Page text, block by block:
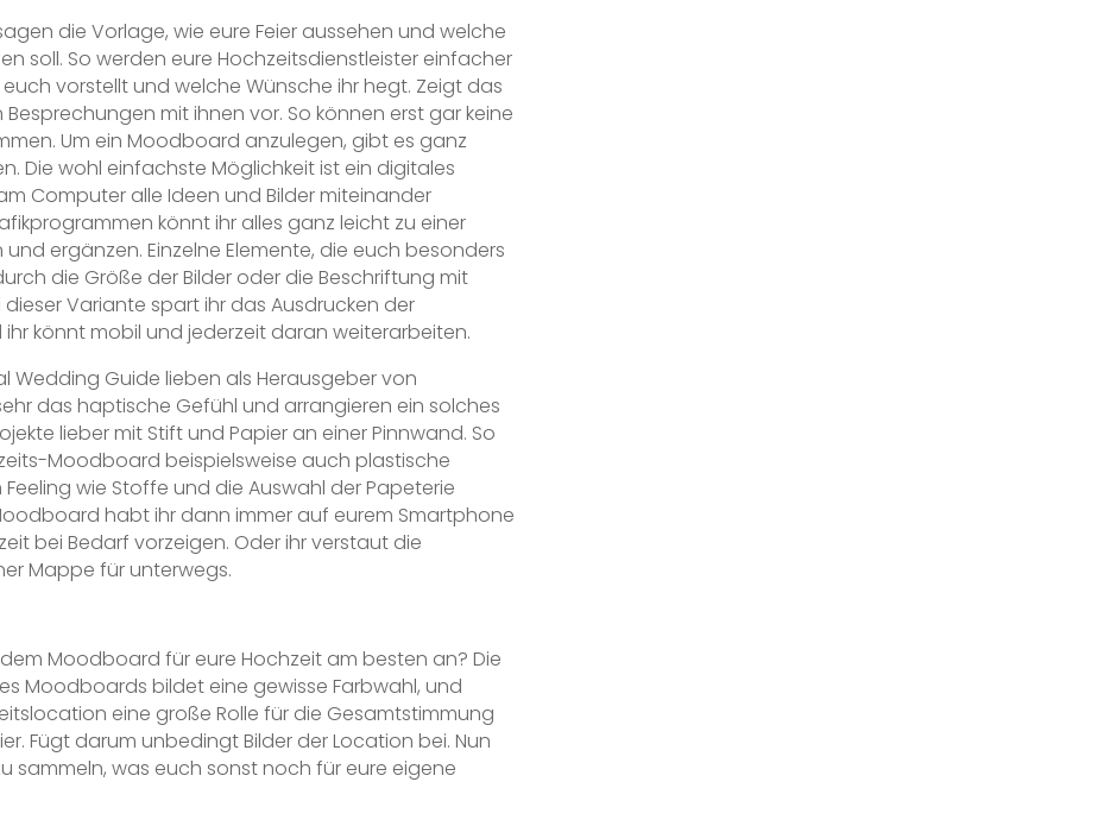
die Vorlage, wie eure Feier aussehen und welche
soll. So werden eure Hochzeitsdienstleister einfacher
vorstellt und welche Wünsche ihr hegt. Zeigt das
mit ihnen vor. So können erst gar keine
Um ein Moodboard anzulegen, gibt es ganz
Die wohl einfachste Möglichkeit ist ein digitales
Computer alle Ideen und Bilder miteinander
könnt ihr alles ganz leicht zu einer
ergänzen. Einzelne Elemente, die euch besonders
die Größe der Bilder oder die Beschriftung mit
Variante spart ihr das Ausdrucken der
könnt mobil und jederzeit daran weiterarbeiten.
Wedding Guide lieben als Herausgeber von
das haptische Gefühl und arrangieren ein solches
lieber mit Stift und Papier an einer Pinnwand. So
Moodboard beispielsweise auch plastische
wie Stoffe und die Auswahl der Papeterie
habt ihr dann immer auf eurem Smartphone
bei Bedarf vorzeigen. Oder ihr verstaut die
Mappe für unterwegs.
Moodboard für eure Hochzeit am besten an? Die
Moodboards bildet eine gewisse Farbwahl, und
eine große Rolle für die Gesamtstimmung
Fügt darum unbedingt Bilder der Location bei. Nun
sammeln, was euch sonst noch für eure eigene